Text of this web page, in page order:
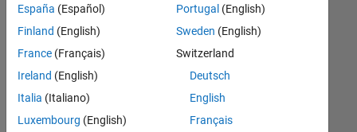
die
Suchkriterien
weiter
fassen
oder
alle
Stellenangebote
anzeigen .
España (Español)
Finland (English)
France (Français)
Ireland (English)
Italia (Italiano)
Luxembourg (English)
Portugal (English)
Sweden (English)
Switzerland
Deutsch
English
Français